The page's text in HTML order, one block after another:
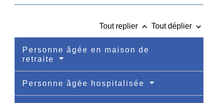
Tout replier keyboard_arrow_up Tout déplier keyboard_arrow_down
Personne âgée en maison de
retraite
Personne âgée hospitalisée